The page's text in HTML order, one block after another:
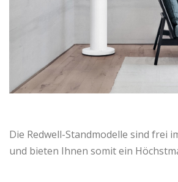
Die Redwell-Standmodelle sind frei
und bieten Ihnen somit ein